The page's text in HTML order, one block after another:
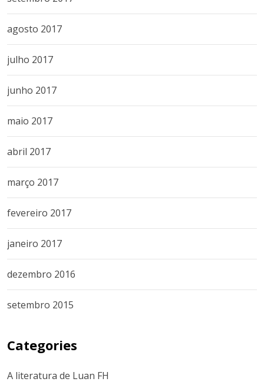
agosto 2017
julho 2017
junho 2017
maio 2017
abril 2017
março 2017
fevereiro 2017
janeiro 2017
dezembro 2016
setembro 2015
Categories
A literatura de Luan FH